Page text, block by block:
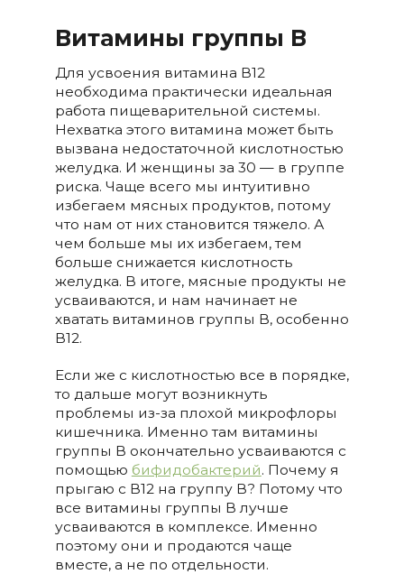
Витамины группы В
Для усвоения витамина В12
необходима практически идеальная
работа пищеварительной системы.
Нехватка этого витамина может быть
вызвана недостаточной кислотностью
желудка. И женщины за 30 — в группе
риска. Чаще всего мы интуитивно
избегаем мясных продуктов, потому
что нам от них становится тяжело. А
чем больше мы их избегаем, тем
больше снижается кислотность
желудка. В итоге, мясные продукты не
усваиваются, и нам начинает не
хватать витаминов группы В, особенно
В12.
Если же с кислотностью все в порядке,
то дальше могут возникнуть
проблемы из-за плохой микрофлоры
кишечника. Именно там витамины
группы В окончательно усваиваются с
помощью бифидобактерий. Почему я
прыгаю с В12 на группу В? Потому что
все витамины группы В лучше
усваиваются в комплексе. Именно
поэтому они и продаются чаще
вместе, а не по отдельности.